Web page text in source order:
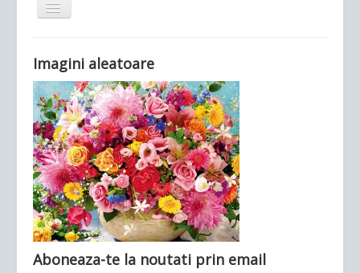
Comută
navigarea
Ultimele articole: Vi, 04.11.2022 -Inspectoratul Școlar
Județean Mehedinți
Imagini aleatoare
Aboneaza-te la noutati prin email